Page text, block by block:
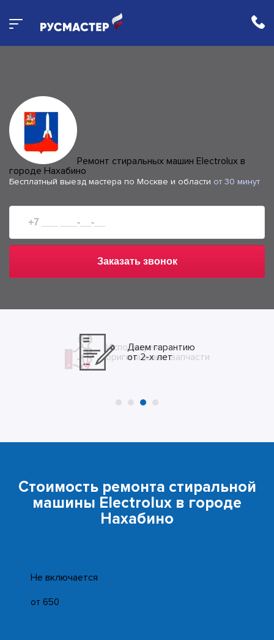
Ремонт стиральных машин Electrolux в
городе Нахабино
Бесплатный выезд мастера по Москве и области от 30 минут
Заказать звонок
Даем гарантию
от 2-х лет
Стоимость ремонта стиральной
машины Electrolux в городе
Нахабино
Не включается
от 650